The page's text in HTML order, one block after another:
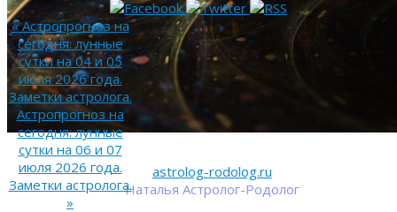
astrolog-rodolog.ru
Наталья Астролог-Родолог
«Астропрогноз на
сегодня: лунные
сутки на 04 и 05
июля 2026 года.
Заметки астролога.
Астропрогноз на
сегодня: лунные
сутки на 06 и 07
июля 2026 года.
Заметки астролога.
»